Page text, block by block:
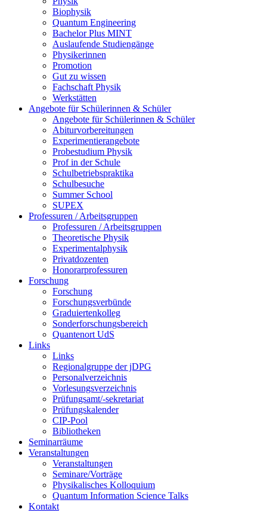
Biophysik
Quantum Engineering
Bachelor Plus MINT
Auslaufende Studiengänge
Physikerinnen
Promotion
Gut zu wissen
Fachschaft Physik
Werkstätten
Angebote für Schülerinnen & Schüler
Angebote für Schülerinnen & Schüler
Abiturvorbereitungen
Experimentierangebote
Probestudium Physik
Prof in der Schule
Schulbetriebspraktika
Schulbesuche
Summer School
SUPEX
Professuren / Arbeitsgruppen
Professuren / Arbeitsgruppen
Theoretische Physik
Experimentalphysik
Privatdozenten
Honorarprofessuren
Forschung
Forschung
Forschungsverbünde
Graduiertenkolleg
Sonderforschungsbereich
Quantenort UdS
Links
Links
Regionalgruppe der jDPG
Personalverzeichnis
Vorlesungsverzeichnis
Prüfungsamt/-sekretariat
Prüfungskalender
CIP-Pool
Bibliotheken
Seminarräume
Veranstaltungen
Veranstaltungen
Seminare/Vorträge
Physikalisches Kolloquium
Quantum Information Science Talks
Kontakt